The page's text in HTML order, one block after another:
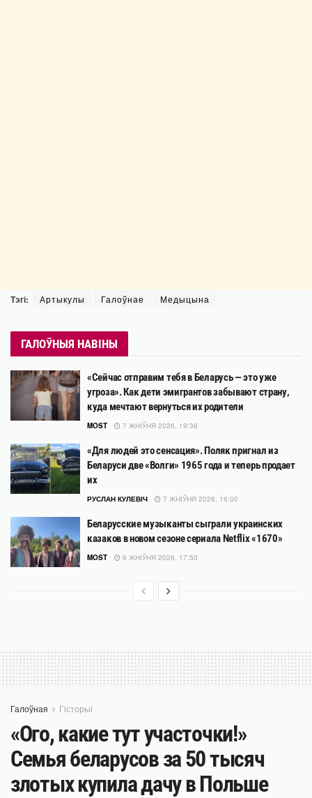
Тэгі: Артыкулы Галоўнае Медыцына
ГАЛОЎНЫЯ НАВІНЫ
«Сейчас отправим тебя в Беларусь — это уже
угроза». Как дети эмигрантов забывают страну,
куда мечтают вернуться их родители
MOST 7 ЖНІЎНЯ 2026, 19:36
«Для людей это сенсация». Поляк пригнал из
Беларуси две «Волги» 1965 года и теперь продает
их
РУСЛАН КУЛЕВІЧ 7 ЖНІЎНЯ 2026, 16:00
Беларусские музыканты сыграли украинских
казаков в новом сезоне сериала Netflix «1670»
MOST 6 ЖНІЎНЯ 2026, 17:50
Галоўная Гісторыі
«Ого, какие тут участочки!»
Семья беларусов за 50 тысяч
злотых купила дачу в Польше